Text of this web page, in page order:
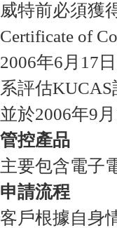
威特前必須獲
Certificate of
2006年6月17
系評估KUCAS
並於2006年9
管控產品
主要包含電子
申請流程
客戶根據自身